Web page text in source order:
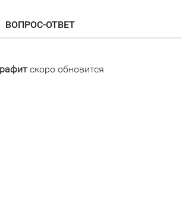
ВОПРОС-ОТВЕТ
скоро обновится